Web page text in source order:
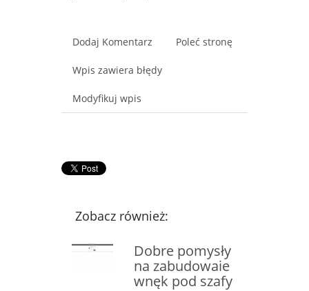
Dodaj Komentarz Poleć stronę
Wpis zawiera błędy
Modyfikuj wpis
Zobacz również:
Dobre pomysły
na zabudowaie
wnęk pod szafy